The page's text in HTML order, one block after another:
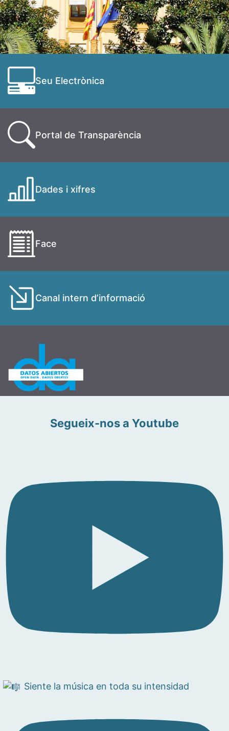
Seu Electrònica
Portal de Transparència
Dades i xifres
Face
Canal intern d’informació
Segueix-nos a Youtube
Siente la música en toda su intensidad